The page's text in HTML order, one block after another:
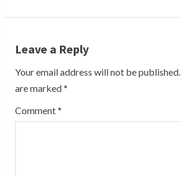
n
u
e
Leave a Reply
Your email address will not be published.
are marked*
Comment*